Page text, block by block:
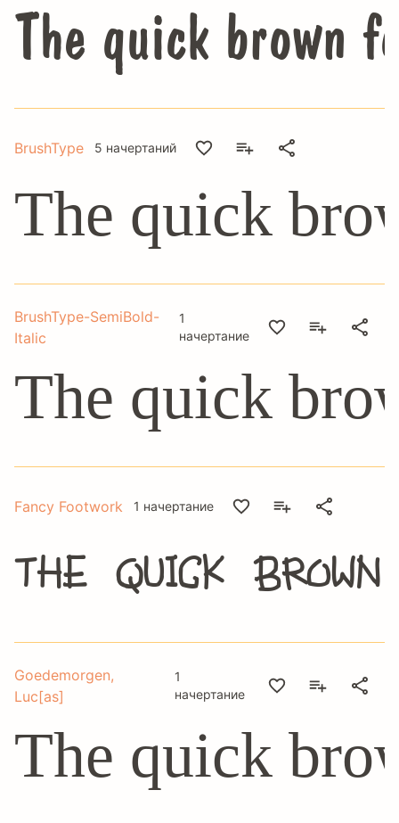
The quick brown
BrushType 5 начертаний
The quick
BrushType-SemiBold-
Italic
1
начертание
The quick
Fancy Footwork 1 начертание
The quick
Goedemorgen,
Luc[as]
1
начертание
The quick